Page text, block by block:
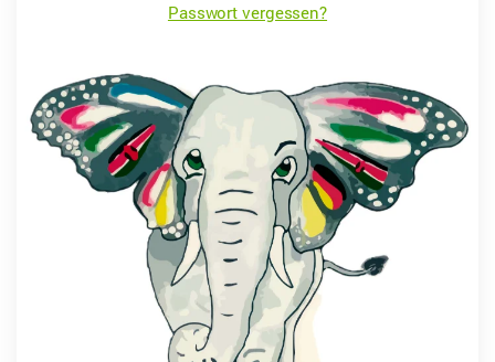
Passwort vergessen?